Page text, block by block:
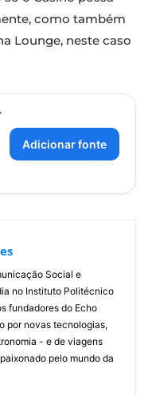
como também
Lounge, neste caso
Adicionar fonte
Social e
no Instituto Politécnico
fundadores do Echo
por novas tecnologias,
- e de viagens
pelo mundo da